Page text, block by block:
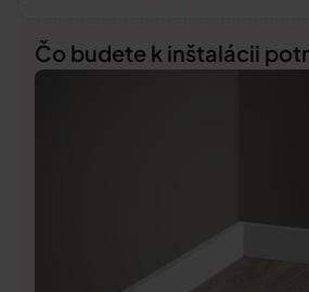
Čo budete k inštalácii